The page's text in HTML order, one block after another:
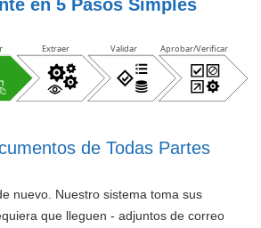
en 5 Pasos Simples
Extraer Validar Aprobar/Verificar
de Todas Partes
nuevo. Nuestro sistema toma sus
que lleguen - adjuntos de correo